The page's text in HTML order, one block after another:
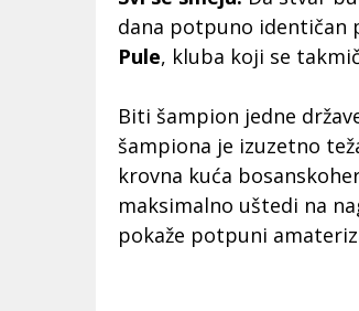
dana potpuno identičan
Pule, kluba koji se
Biti šampion jedne
šampiona je izuzetno
krovna kuća
maksimalno uštedi na
pokaže potpuni